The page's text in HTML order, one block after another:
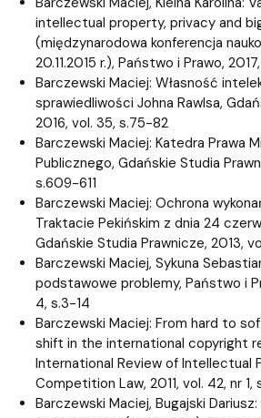
intellectual property, privacy and
(międzynarodowa konferencja
20.11.2015 r.), Państwo i Prawo,
Barczewski Maciej: Własność
sprawiedliwości Johna Rawlsa,
2016, vol. 35, s.75-82
Barczewski Maciej: Katedra Prawa
Publicznego, Gdańskie Studia
s.609-611
Barczewski Maciej: Ochrona
Traktacie Pekińskim z dnia 24
Gdańskie Studia Prawnicze, 2013,
Barczewski Maciej, Sykuna
podstawowe problemy, Państwo i
4, s.3-14
Barczewski Maciej: From hard to
shift in the international copyright
International Review of Intellectual
Competition Law, 2011, vol. 42, nr
Barczewski Maciej, Bugajski